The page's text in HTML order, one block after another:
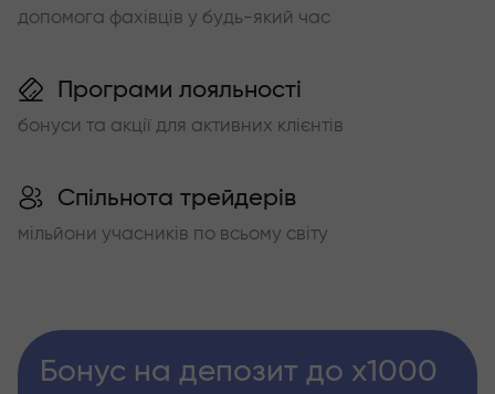
допомога фахівців у будь-який час
Програми лояльності
бонуси та акції для активних клієнтів
Спільнота трейдерів
мільйони учасників по всьому світу
Бонус на депозит до х1000